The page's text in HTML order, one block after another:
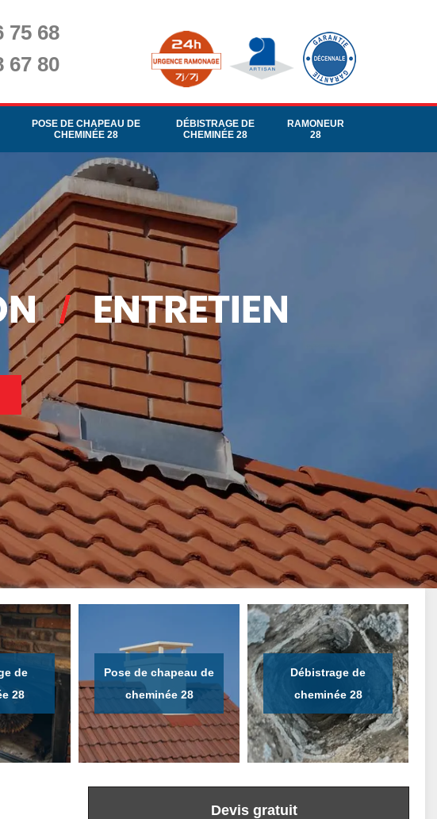
75 68
67 80
POSE DE CHAPEAU DE
CHEMINÉE 28
DÉBISTRAGE DE
CHEMINÉE 28
RAMONEUR
28
de
28
Pose de chapeau de
cheminée 28
Débistrage de
cheminée 28
Devis gratuit